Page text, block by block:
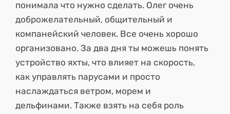
понимала что нужно сделать. Олег очень
доброжелательный, общительный и
компанейский человек. Все очень хорошо
организовано. За два дня ты можешь понять
устройство яхты, что влияет на скорость,
как управлять парусами и просто
наслаждаться ветром, морем и
дельфинами. Также взять на себя роль